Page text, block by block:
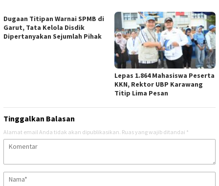
Dugaan Titipan Warnai SPMB di
Garut, Tata Kelola Disdik
Dipertanyakan Sejumlah Pihak
Lepas 1.864 Mahasiswa Peserta
KKN, Rektor UBP Karawang
Titip Lima Pesan
Tinggalkan Balasan
Alamat email Anda tidak akan dipublikasikan. Ruas yang wajib ditandai *